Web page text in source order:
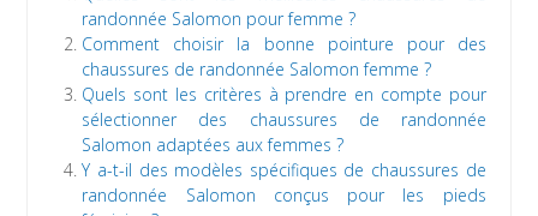
randonnée Salomon pour femme ?
Comment choisir la bonne pointure pour des
chaussures de randonnée Salomon femme ?
Quels sont les critères à prendre en compte pour
sélectionner des chaussures de randonnée
Salomon adaptées aux femmes ?
Y a-t-il des modèles spécifiques de chaussures de
randonnée Salomon conçus pour les pieds